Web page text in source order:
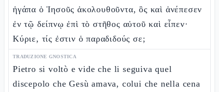
ἠγάπα ὁ Ἰησοῦς ἀκολουθοῦντα, ὃς καὶ ἀνέπεσεν
ἐν τῷ δείπνῳ ἐπὶ τὸ στῆθος αὐτοῦ καὶ εἶπεν·
Κύριε, τίς ἐστιν ὁ παραδιδούς σε;
TRADUZIONE GNOSTICA
Pietro si voltò e vide che li seguiva quel
discepolo che Gesù amava, colui che nella cena